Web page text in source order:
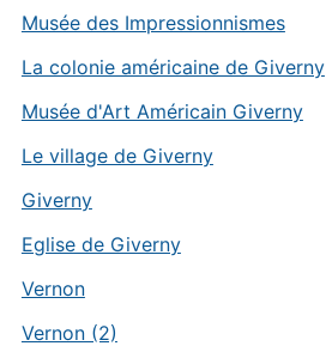
Musée des Impressionnismes
La colonie américaine de Giverny
Musée d'Art Américain Giverny
Le village de Giverny
Giverny
Eglise de Giverny
Vernon
Vernon (2)